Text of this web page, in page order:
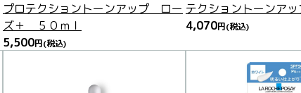
プロテクショントーンアップ ロー
ズ＋ ５０ｍｌ
5,500円(税込)
テクショントーンア
4,070円(税込)